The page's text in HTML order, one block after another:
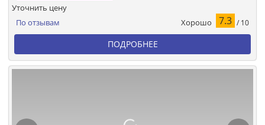
По отзывам Хорошо 7.3 / 10
Уточнить цену
ПОДРОБНЕЕ